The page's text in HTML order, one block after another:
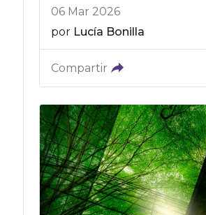
06 Mar 2026
por Lucía Bonilla
Compartir